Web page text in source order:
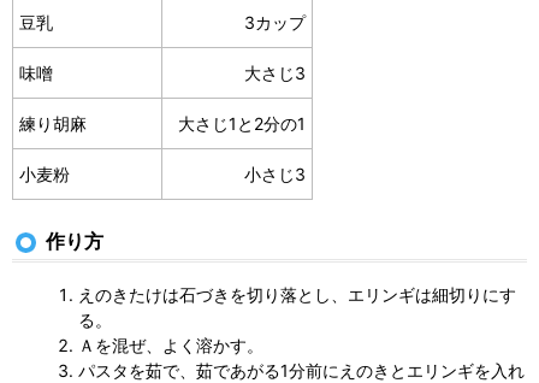
豆乳 3カップ
味噌 大さじ3
練り胡麻 大さじ1と2分の1
小麦粉 小さじ3
作り方
えのきたけは石づきを切り落とし、エリンギは細切りにす
る。
Ａを混ぜ、よく溶かす。
パスタを茹で、茹であがる1分前にえのきとエリンギを入れ